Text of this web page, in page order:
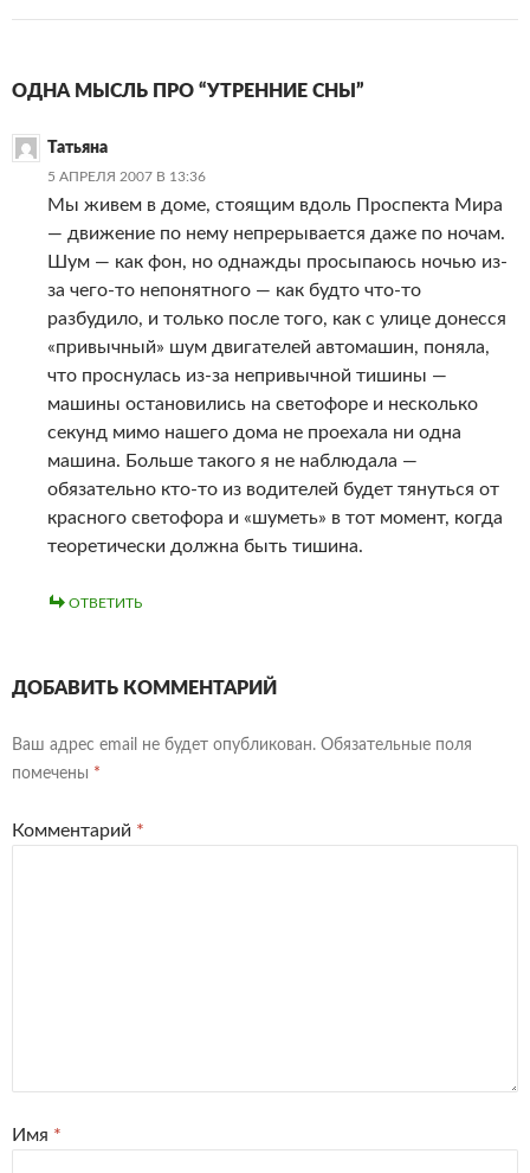
ОДНА МЫСЛЬ ПРО “УТРЕННИЕ СНЫ”
Татьяна
5 АПРЕЛЯ 2007 В 13:36
Мы живем в доме, стоящим вдоль Проспекта Мира
— движение по нему непрерывается даже по ночам.
Шум — как фон, но однажды просыпаюсь ночью из-
за чего-то непонятного — как будто что-то
разбудило, и только после того, как с улице донесся
«привычный» шум двигателей автомашин, поняла,
что проснулась из-за непривычной тишины —
машины остановились на светофоре и несколько
секунд мимо нашего дома не проехала ни одна
машина. Больше такого я не наблюдала —
обязательно кто-то из водителей будет тянуться от
красного светофора и «шуметь» в тот момент, когда
теоретически должна быть тишина.
ОТВЕТИТЬ
ДОБАВИТЬ КОММЕНТАРИЙ
Ваш адрес email не будет опубликован. Обязательные поля
помечены *
Комментарий *
Имя *